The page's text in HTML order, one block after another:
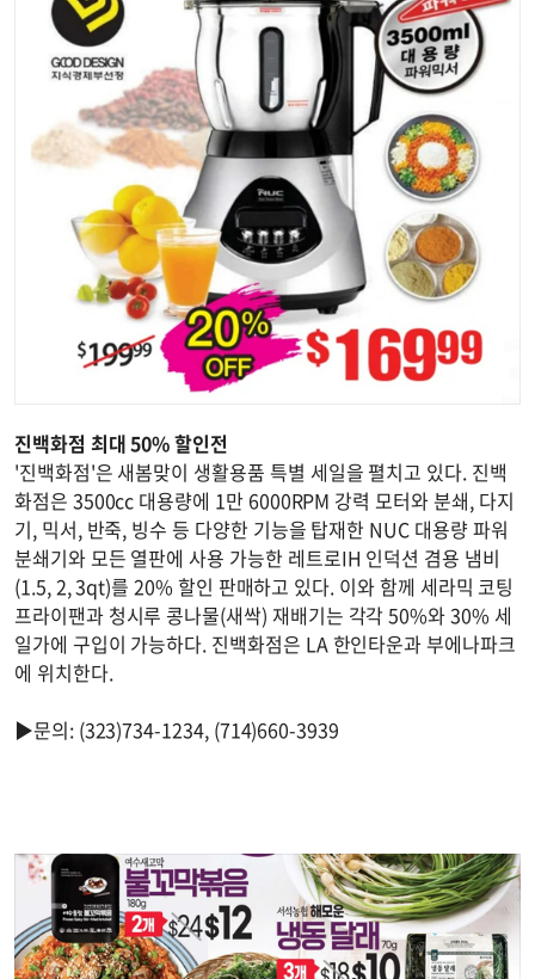
진백화점 최대 50% 할인전
'진백화점'은 새봄맞이 생활용품 특별 세일을 펼치고 있다. 진백
화점은 3500cc 대용량에 1만 6000RPM 강력 모터와 분쇄, 다지
기, 믹서, 반죽, 빙수 등 다양한 기능을 탑재한 NUC 대용량 파워
분쇄기와 모든 열판에 사용 가능한 레트로IH 인덕션 겸용 냄비
(1.5, 2, 3qt)를 20% 할인 판매하고 있다. 이와 함께 세라믹 코팅
프라이팬과 청시루 콩나물(새싹) 재배기는 각각 50%와 30% 세
일가에 구입이 가능하다. 진백화점은 LA 한인타운과 부에나파크
에 위치한다.
▶문의: (323)734-1234, (714)660-3939